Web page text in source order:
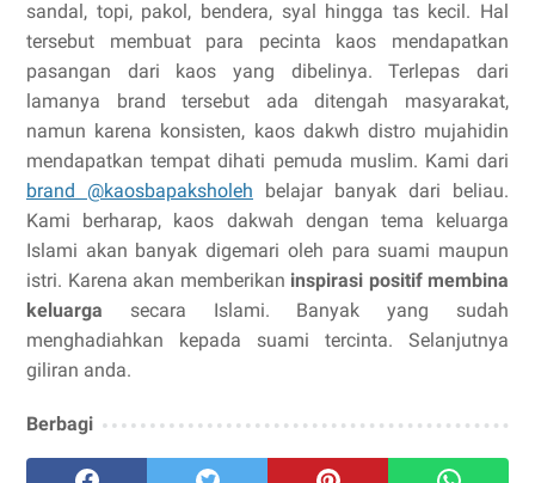
sandal, topi, pakol, bendera, syal hingga tas kecil. Hal
tersebut membuat para pecinta kaos mendapatkan
pasangan dari kaos yang dibelinya. Terlepas dari
lamanya brand tersebut ada ditengah masyarakat,
namun karena konsisten, kaos dakwh distro mujahidin
mendapatkan tempat dihati pemuda muslim. Kami dari
brand @kaosbapaksholeh belajar banyak dari beliau.
Kami berharap, kaos dakwah dengan tema keluarga
Islami akan banyak digemari oleh para suami maupun
istri. Karena akan memberikan inspirasi positif membina
keluarga secara Islami. Banyak yang sudah
menghadiahkan kepada suami tercinta. Selanjutnya
giliran anda.
Berbagi